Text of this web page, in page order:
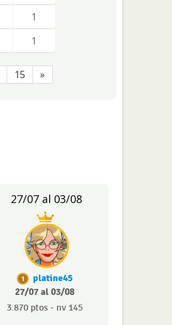
1
1
15 »
27/07 al 03/08
1
platine45
27/07 al 03/08
3.870 ptos - nv 145